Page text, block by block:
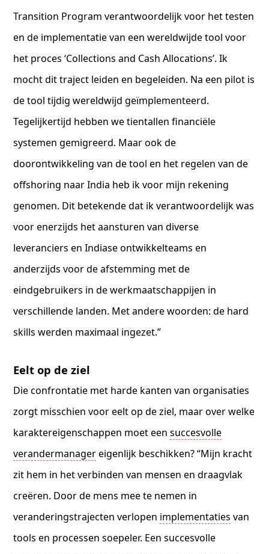
Transition Program verantwoordelijk voor het testen
en de implementatie van een wereldwijde tool voor
het proces ‘Collections and Cash Allocations’. Ik
mocht dit traject leiden en begeleiden. Na een pilot is
de tool tijdig wereldwijd geïmplementeerd.
Tegelijkertijd hebben we tientallen financiële
systemen gemigreerd. Maar ook de
doorontwikkeling van de tool en het regelen van de
offshoring naar India heb ik voor mijn rekening
genomen. Dit betekende dat ik verantwoordelijk was
voor enerzijds het aansturen van diverse
leveranciers en Indiase ontwikkelteams en
anderzijds voor de afstemming met de
eindgebruikers in de werkmaatschappijen in
verschillende landen. Met andere woorden: de hard
skills werden maximaal ingezet.”
Eelt op de ziel
Die confrontatie met harde kanten van organisaties
zorgt misschien voor eelt op de ziel, maar over welke
karaktereigenschappen moet eensuccesvolle
verandermanagereigenlijk beschikken? “Mijn kracht
zit hem in het verbinden van mensen en draagvlak
creëren. Door de mens mee te nemen in
veranderingstrajecten verlopen implementaties van
tools en processen soepeler. Een succesvolle